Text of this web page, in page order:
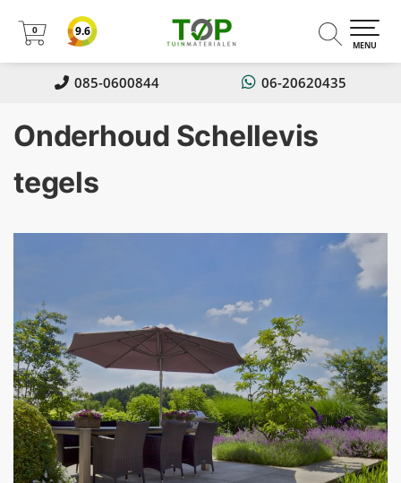
06-20620435
085-0600844
0
0
MENU
9.6
Onderhoud Schellevis
tegels